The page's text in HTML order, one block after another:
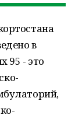
в
95 - это